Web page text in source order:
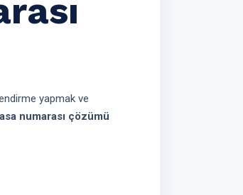
yapmak ve
numarası çözümü